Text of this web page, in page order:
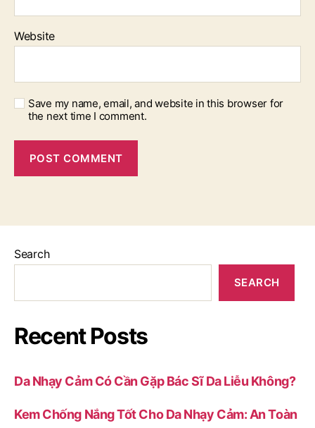
Website
Save my name, email, and website in this browser for
the next time I comment.
Search
SEARCH
Recent Posts
Da Nhạy Cảm Có Cần Gặp Bác Sĩ Da Liễu Không?
Kem Chống Nắng Tốt Cho Da Nhạy Cảm: An Toàn